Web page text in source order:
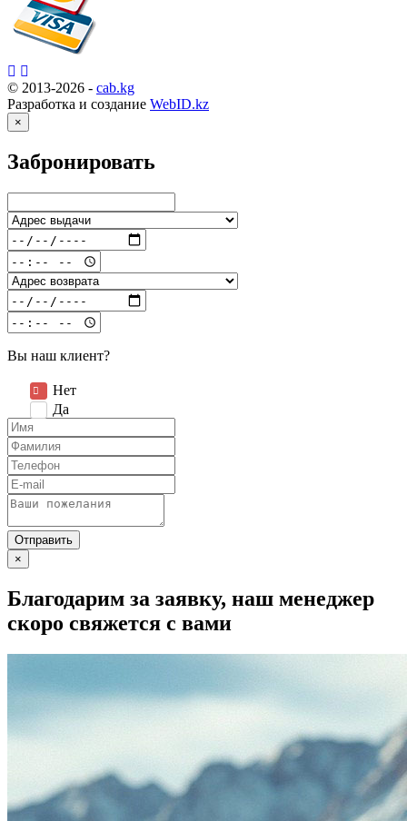
© 2013-2026 - cab.kg
Разработка и создание WebID.kz
×
Забронировать
Вы наш клиент?
Нет
Да
×
Благодарим за заявку, наш менеджер
скоро свяжется с вами